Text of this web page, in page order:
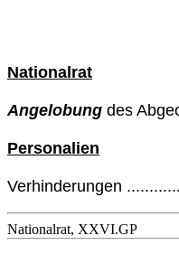
Nationalrat
Angelobung des
Personalien
Verhinderungen
Nationalrat, XXVI.GP